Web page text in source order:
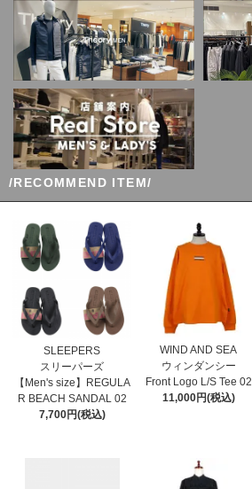
/RECOMMEND ITEM/
SLEEPERS
スリーパーズ
【Men's size】REGULA
R BEACH SANDAL 02
7,700円(税込)
WIND AND SEA
ウィンダンシー
Front Logo L/S Tee 02
11,000円(税込)